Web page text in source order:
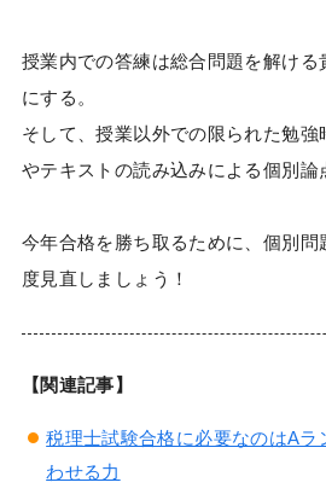
授業内での答練は総合問題を解ける
にする。
そして、授業以外での限られた勉強
やテキストの読み込みによる個別論
今年合格を勝ち取るために、個別問
度見直しましょう！
【関連記事】
税理士試験合格に必要なのはAラ
わせる力